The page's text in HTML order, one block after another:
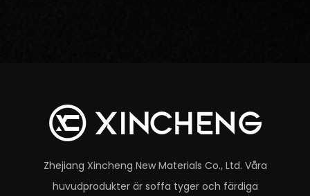
Zhejiang Xincheng New Materials Co., Ltd. Våra
huvudprodukter är soffa tyger och färdiga